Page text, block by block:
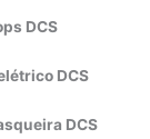
DCS
DCS
DCS